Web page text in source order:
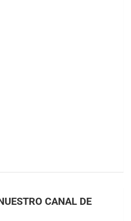
CANAL DE